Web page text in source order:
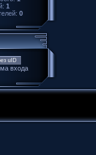
1
0
uID
входа